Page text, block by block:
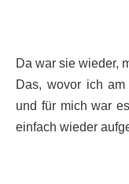
Da war sie wieder,
Das, wovor ich
und für mich war
einfach wieder